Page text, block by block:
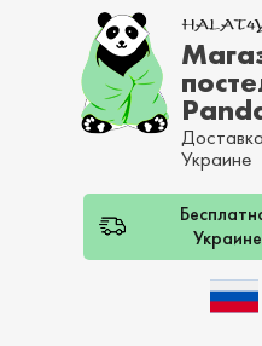
Украине